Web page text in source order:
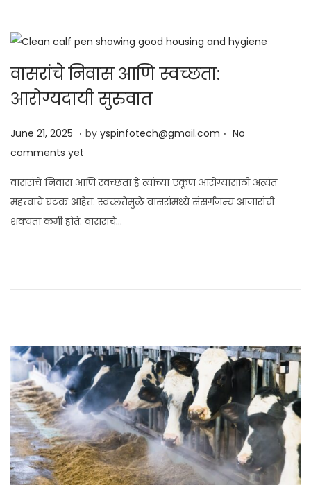
वासरांचे निवास आणि स्वच्छता:
आरोग्यदायी सुरुवात
Posted on
June 21, 2025 J
u
e
2
1
. by yspinfotech@gmail.com . No
comments yet
वासरांचे निवास आणि स्वच्छता हे त्यांच्या एकूण आरोग्यासाठी अत्यंत
महत्त्वाचे घटक आहेत. स्वच्छतेमुळे वासरांमध्ये संसर्गजन्य आजारांची
शक्यता कमी होते. वासरांचे…